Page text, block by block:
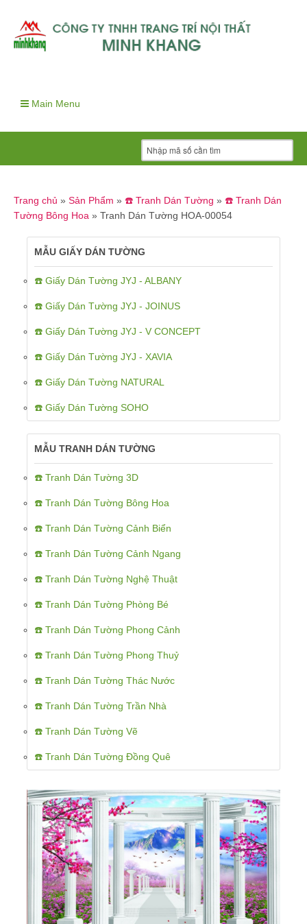
Main Menu
Trang chủ » Sản Phẩm » ☎️ Tranh Dán Tường » ☎️ Tranh Dán
Tường Bông Hoa » Tranh Dán Tường HOA-00054
MẪU GIẤY DÁN TƯỜNG
☎️ Giấy Dán Tường JYJ - ALBANY
☎️ Giấy Dán Tường JYJ - JOINUS
☎️ Giấy Dán Tường JYJ - V CONCEPT
☎️ Giấy Dán Tường JYJ - XAVIA
☎️ Giấy Dán Tường NATURAL
☎️ Giấy Dán Tường SOHO
MẪU TRANH DÁN TƯỜNG
☎️ Tranh Dán Tường 3D
☎️ Tranh Dán Tường Bông Hoa
☎️ Tranh Dán Tường Cảnh Biển
☎️ Tranh Dán Tường Cảnh Ngang
☎️ Tranh Dán Tường Nghệ Thuật
☎️ Tranh Dán Tường Phòng Bé
☎️ Tranh Dán Tường Phong Cảnh
☎️ Tranh Dán Tường Phong Thuỷ
☎️ Tranh Dán Tường Thác Nước
☎️ Tranh Dán Tường Trần Nhà
☎️ Tranh Dán Tường Vẽ
☎️ Tranh Dán Tường Đồng Quê